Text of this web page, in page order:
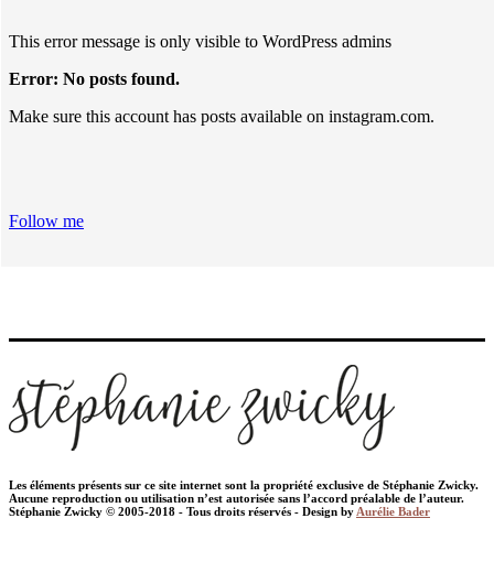
This error message is only visible to WordPress admins
Error: No posts found.
Make sure this account has posts available on instagram.com.
Follow me
Les éléments présents sur ce site internet sont la propriété exclusive de Stéphanie Zwicky.
Aucune reproduction ou utilisation n’est autorisée sans l’accord préalable de l’auteur.
Stéphanie Zwicky © 2005-2018 - Tous droits réservés - Design by Aurélie Bader